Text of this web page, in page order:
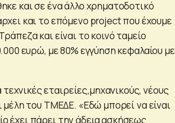
και σε ένα άλλο χρηματοδοτικό
και το επόμενο project που έχουμε
και είναι το κοινό ταμείο
ευρώ, με 80% εγγύηση κεφαλαίου
εταιρείες,μηχανικούς, νέους
μέλη του ΤΜΕΔΕ. «Εδώ μπορεί να είναι
έχει πάρει την άδεια ασκήσεως